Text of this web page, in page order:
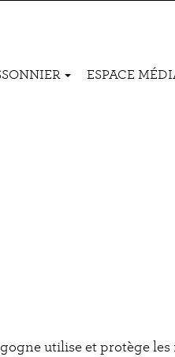
ESPACE
utilise et protège